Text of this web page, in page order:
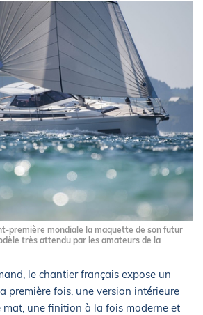
première mondiale la maquette de son futur
très attendu par les amateurs de la
le chantier français expose un
première fois, une version intérieure
mat, une finition à la fois moderne et